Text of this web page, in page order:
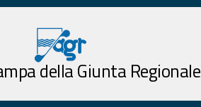
della Giunta Regionale